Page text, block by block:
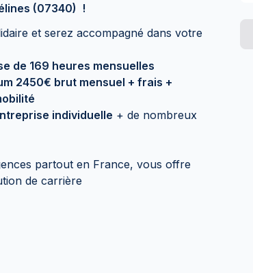
(07340) !
et serez accompagné dans votre
de 169 heures mensuelles
2450€ brut mensuel + frais +
individuelle + de nombreux
partout en France, vous offre
de carrière